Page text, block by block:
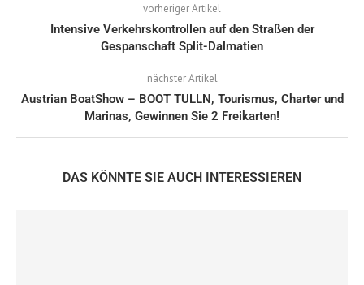
vorheriger Artikel
Intensive Verkehrskontrollen auf den Straßen der
Gespanschaft Split-Dalmatien
nächster Artikel
Austrian BoatShow – BOOT TULLN, Tourismus, Charter und
Marinas, Gewinnen Sie 2 Freikarten!
DAS KÖNNTE SIE AUCH INTERESSIEREN